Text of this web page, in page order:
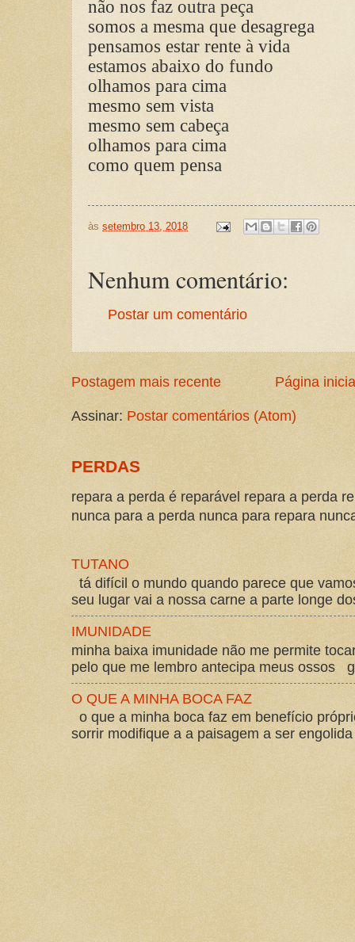
não nos faz outra peça
somos a mesma que desagrega
pensamos estar rente à vida
estamos abaixo do fundo
olhamos para cima
mesmo sem vista
mesmo sem cabeça
olhamos para cima
como quem pensa
às setembro 13, 2018
Nenhum comentário:
Postar um comentário
Postagem mais recente Página
Assinar: Postar comentários (Atom)
PERDAS
repara a perda é reparável repara a perda
nunca para a perda nunca para repara
TUTANO
tá difícil o mundo quando parece que
seu lugar vai a nossa carne a parte longe
IMUNIDADE
minha baixa imunidade não me permite
pelo que me lembro antecipa meus ossos
O QUE A MINHA BOCA FAZ
o que a minha boca faz em benefício
sorrir modifique a a paisagem a ser